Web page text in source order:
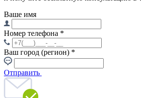
Ваше имя
Номер телефона *
Ваш город (регион) *
Отправить